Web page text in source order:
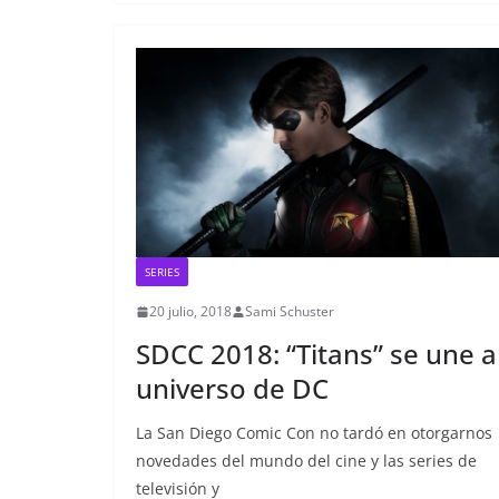
SERIES
20 julio, 2018 Sami Schuster
SDCC 2018: “Titans” se une
universo de DC
La San Diego Comic Con no tardó en otorgarnos
novedades del mundo del cine y las series de
televisión y